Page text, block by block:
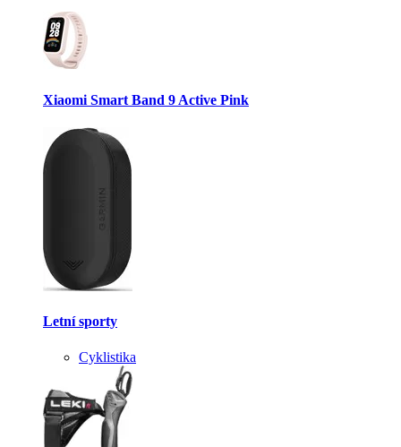
Xiaomi Smart Band 9 Active Pink
Letní sporty
Cyklistika